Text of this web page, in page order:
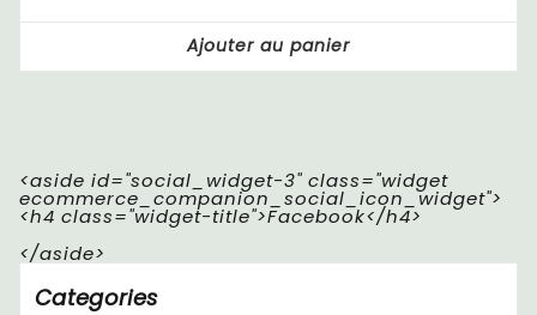
Ajouter au panier
<aside id="social_widget-3" class="widget
ecommerce_companion_social_icon_widget">
<h4 class="widget-title">Facebook</h4>
</aside>
Categories